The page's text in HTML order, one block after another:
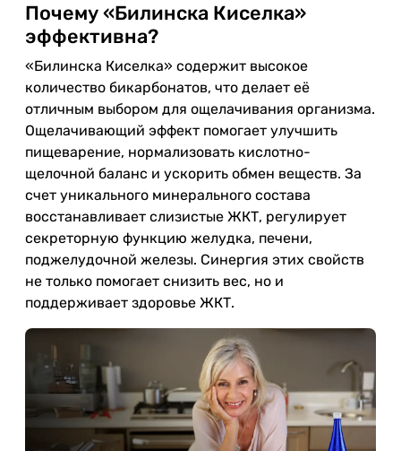
Почему «Билинска Киселка»
эффективна?
«Билинска Киселка» содержит высокое
количество бикарбонатов, что делает её
отличным выбором для ощелачивания организма.
Ощелачивающий эффект помогает улучшить
пищеварение, нормализовать кислотно-
щелочной баланс и ускорить обмен веществ. За
счет уникального минерального состава
восстанавливает слизистые ЖКТ, регулирует
секреторную функцию желудка, печени,
поджелудочной железы. Синергия этих свойств
не только помогает снизить вес, но и
поддерживает здоровье ЖКТ.